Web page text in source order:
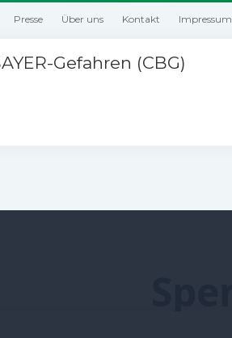
Presse Über uns Kontakt Impressum
Gefahren (CBG)